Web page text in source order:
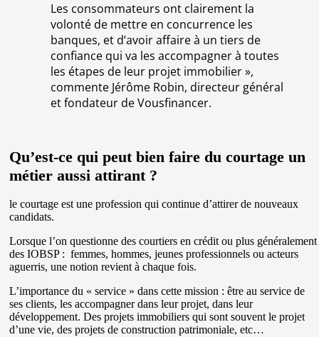
Les consommateurs ont clairement la
volonté de mettre en concurrence les
banques, et d’avoir affaire à un tiers de
confiance qui va les accompagner à toutes
les étapes de leur projet immobilier »,
commente Jérôme Robin, directeur général
et fondateur de Vousfinancer.
Qu’est-ce qui peut bien faire du courtage un
métier aussi attirant ?
le courtage est une profession qui continue d’attirer de nouveaux
candidats.
Lorsque l’on questionne des courtiers en crédit ou plus généralement
des IOBSP : femmes, hommes, jeunes professionnels ou acteurs
aguerris, une notion revient à chaque fois.
L’importance du « service » dans cette mission : être au service de
ses clients, les accompagner dans leur projet, dans leur
développement. Des projets immobiliers qui sont souvent le projet
d’une vie, des projets de construction patrimoniale, etc…